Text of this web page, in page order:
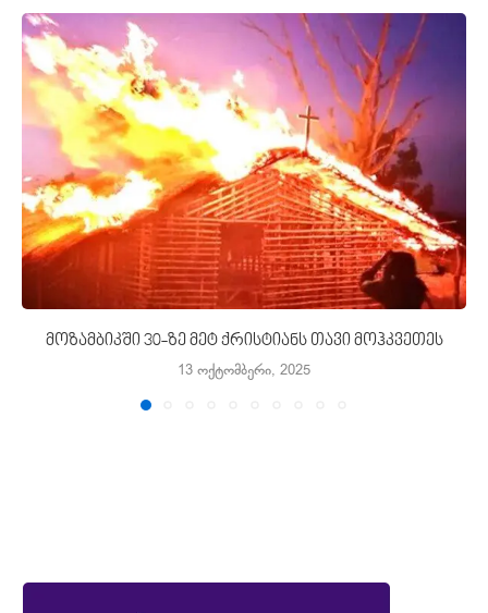
მოზამბიკში 30-ზე მეტ ქრისტიანს თავი მოჰკვეთეს
13 ოქტომბერი, 2025